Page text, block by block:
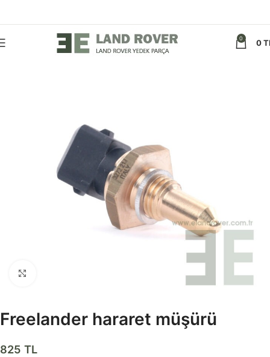
0 0
Freelander hararet müşürü
825 TL